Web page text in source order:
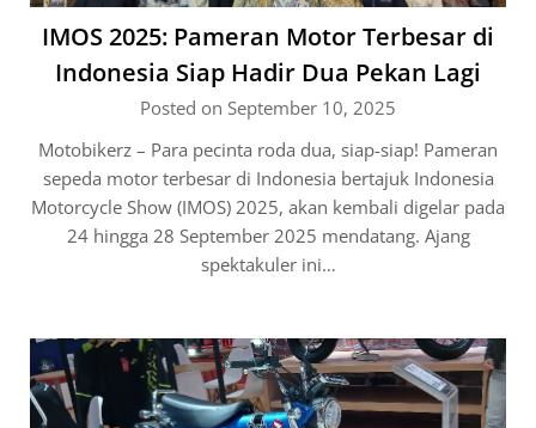
IMOS 2025: Pameran Motor Terbesar di
Indonesia Siap Hadir Dua Pekan Lagi
Posted on September 10, 2025
Motobikerz – Para pecinta roda dua, siap-siap! Pameran
sepeda motor terbesar di Indonesia bertajuk Indonesia
Motorcycle Show (IMOS) 2025, akan kembali digelar pada
24 hingga 28 September 2025 mendatang. Ajang
spektakuler ini…